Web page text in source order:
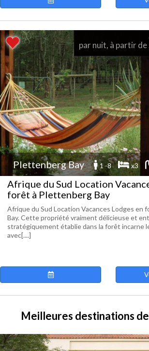
par nuit, à partir de
Plettenberg Bay 1 -8 x3
Afrique du Sud Location
forêt à Plettenberg Bay
Afrique du Sud Location Vacances Lodges en
Bay. Cette propriété vraiment délicieuse et
stratégiquement établie dans la forêt incarne
avec[....]
Meilleures destinations